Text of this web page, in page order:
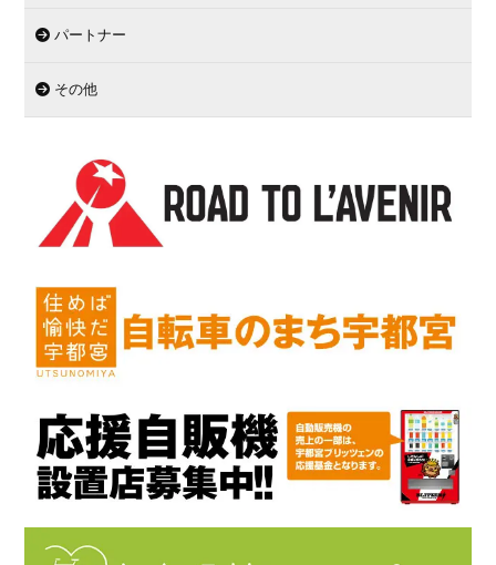
パートナー
その他